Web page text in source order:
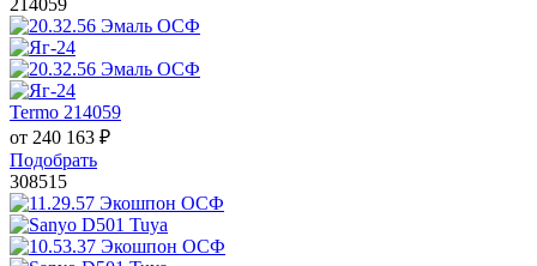
Termo 214059
от 240 163 ₽
Подобрать
308515